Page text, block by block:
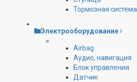
Тормозная система
Электрооборудование
Airbag
Аудио, навигация
Блок управления
Датчик